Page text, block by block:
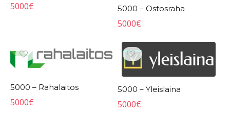
5000€ 5000 – Ostosraha
5000€
5000 – Rahalaitos
5000€
5000 – Yleislaina
5000€